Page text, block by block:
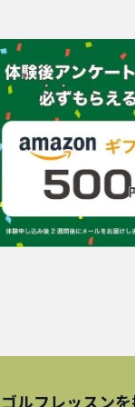
ゴルフレッスン